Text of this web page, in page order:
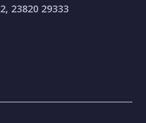
23820 29333